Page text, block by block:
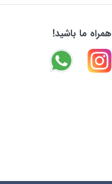
همراه ما باشید!